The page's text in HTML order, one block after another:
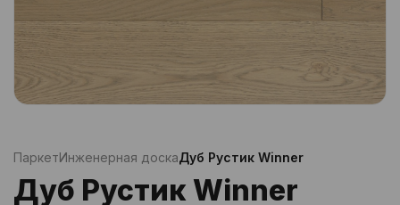
ПаркетИнженерная доскаДуб Рустик Winner
Дуб Рустик Winner